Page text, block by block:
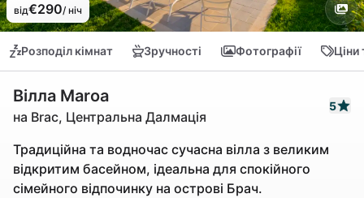
від€290/ ніч
Розподіл кімнат Зручності Фотографії Ціни
Вілла Maroa
на Brac, Центральна Далмація
5
Традиційна та водночас сучасна вілла з великим
відкритим басейном, ідеальна для спокійного
сімейного відпочинку на острові Брач.